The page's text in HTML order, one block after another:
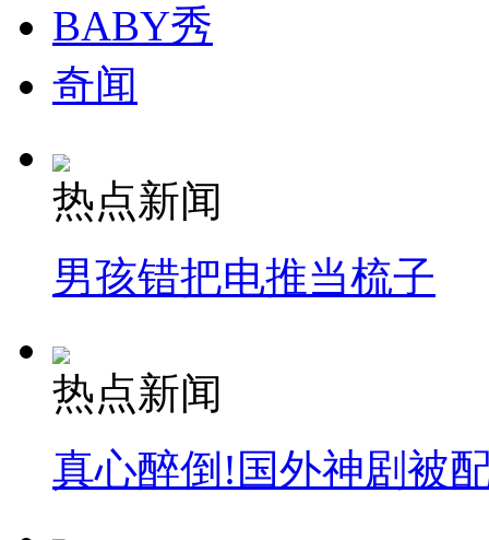
BABY秀
奇闻
热点新闻
男孩错把电推当梳子
热点新闻
真心醉倒!国外神剧被